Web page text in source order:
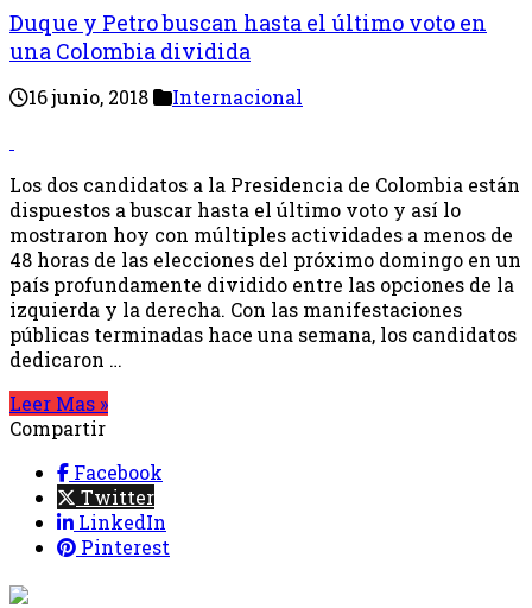
Duque y Petro buscan hasta el último voto en
una Colombia dividida
16 junio, 2018 Internacional
Los dos candidatos a la Presidencia de Colombia están
dispuestos a buscar hasta el último voto y así lo
mostraron hoy con múltiples actividades a menos de
48 horas de las elecciones del próximo domingo en un
país profundamente dividido entre las opciones de la
izquierda y la derecha. Con las manifestaciones
públicas terminadas hace una semana, los candidatos
dedicaron …
Leer Mas »
Compartir
Facebook
Twitter
LinkedIn
Pinterest